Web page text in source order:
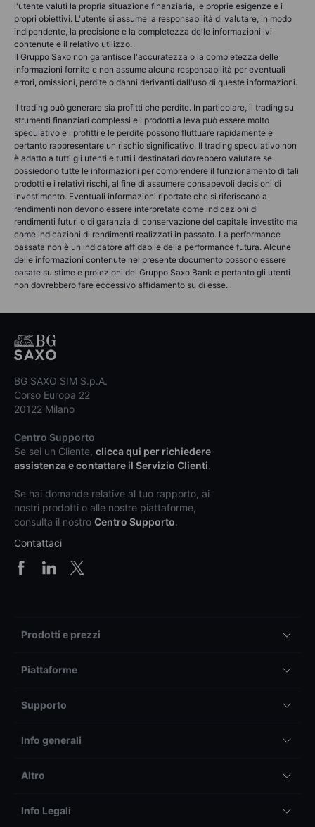
l'utente valuti la propria situazione finanziaria, le proprie esigenze e i
propri obiettivi. L'utente si assume la responsabilità di valutare, in modo
indipendente, la precisione e la completezza delle informazioni ivi
contenute e il relativo utilizzo.
Il Gruppo Saxo non garantisce l'accuratezza o la completezza delle
informazioni fornite e non assume alcuna responsabilità per eventuali
errori, omissioni, perdite o danni derivanti dall'uso di queste informazioni.
Il trading può generare sia profitti che perdite. In particolare, il trading su
strumenti finanziari complessi e i prodotti a leva può essere molto
speculativo e i profitti e le perdite possono fluttuare rapidamente e
pertanto rappresentare un rischio significativo. Il trading speculativo non
è adatto a tutti gli utenti e tutti i destinatari dovrebbero valutare se
possiedono tutte le informazioni per comprendere il funzionamento di tali
prodotti e i relativi rischi, al fine di assumere consapevoli decisioni di
investimento. Eventuali informazioni riportate che si riferiscano a
rendimenti non devono essere interpretate come indicazioni di
rendimenti futuri o di garanzia di conservazione del capitale investito ma
come indicazioni di rendimenti realizzati in passato. La performance
passata non è un indicatore affidabile della performance futura. Alcune
delle informazioni contenute nel presente documento possono essere
basate su stime e proiezioni del Gruppo Saxo Bank e pertanto gli utenti
non dovrebbero fare eccessivo affidamento su di esse.
BG SAXO SIM S.p.A.
Corso Europa 22
20122 Milano
Centro Supporto
Se sei un Cliente, clicca qui per richiedere
assistenza e contattare il Servizio Clienti.
Se hai domande relative al tuo rapporto, ai
nostri prodotti o alle nostre piattaforme,
consulta il nostro Centro Supporto.
Contattaci
Prodotti e prezzi
Piattaforme
Supporto
Info generali
Altro
Info Legali